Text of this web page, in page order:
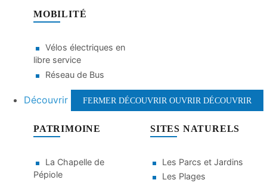
MOBILITÉ
Vélos électriques en
libre service
Réseau de Bus
Découvrir FERMER DÉCOUVRIR OUVRIR DÉCOUVRIR
PATRIMOINE
La Chapelle de
Pépiole
SITES NATURELS
Les Parcs et Jardins
Les Plages